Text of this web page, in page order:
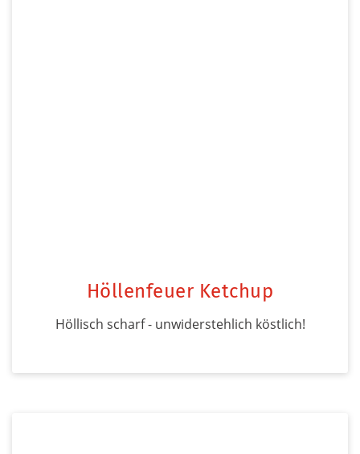
Höllenfeuer Ketchup
Höllisch scharf - unwiderstehlich köstlich!